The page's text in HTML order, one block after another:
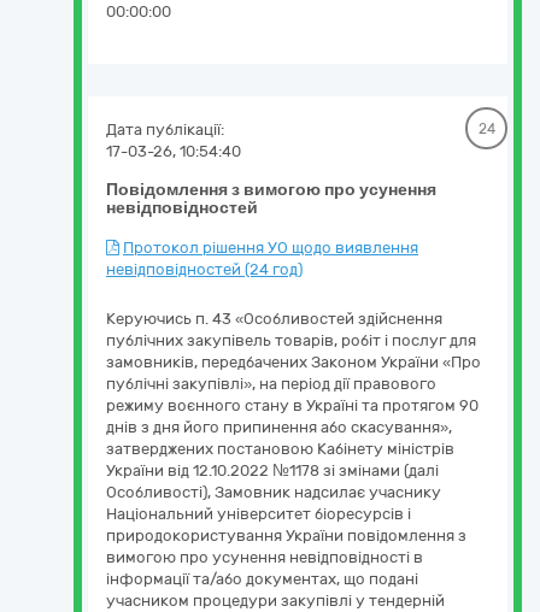
00:00:00
Повідомлення з вимогою про усунення
невідповідностей
Дата публікації:
17-03-26, 10:54:40
24
Протокол рішення УО щодо виявлення
невідповідностей (24 год)
Керуючись п. 43 «Особливостей здійснення
публічних закупівель товарів, робіт і послуг для
замовників, передбачених Законом України «Про
публічні закупівлі», на період дії правового
режиму воєнного стану в Україні та протягом 90
днів з дня його припинення або скасування»,
затверджених постановою Кабінету міністрів
України від 12.10.2022 №1178 зі змінами (далі
Особливості), Замовник надсилає учаснику
Національний університет біоресурсів і
природокористування України повідомлення з
вимогою про усунення невідповідності в
інформації та/або документах, що подані
учасником процедури закупівлі у тендерній